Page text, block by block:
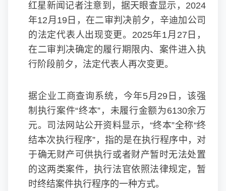
红星新闻记者注意到，据天眼查显示，2024
年12月19日，在二审判决前夕，辛迪加公司
的法定代表人出现变更。2025年1月27日，
在二审判决确定的履行期限内、案件进入执
行阶段前夕，法定代表人再次变更。
据企业工商查询系统，今年5月29日，该强
制执行案件“终本”，未履行金额为6130余万
元。司法网站公开资料显示，“终本”全称“终
结本次执行程序”，指的是在执行程序中，对
于确无财产可供执行或者财产暂时无法处置
的这两类案件，执行法官依照法律规定，暂
时终结案件执行程序的一种方式。